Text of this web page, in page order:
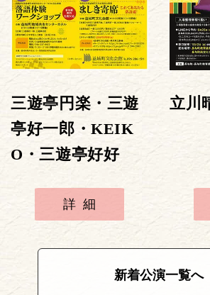
三遊亭円楽・三遊
亭好一郎・KEIK
O・三遊亭好好
詳細
立川
新着公演一覧へ